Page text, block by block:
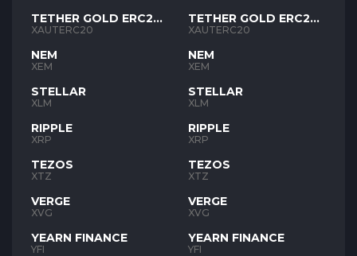
TETHER GOLD ERC20
XAUT
XAUTERC20
NEM
XEM
STELLAR
XLM
RIPPLE
XRP
TEZOS
XTZ
VERGE
XVG
YEARN FINANCE
YFI
TETHER GOLD ERC20
XAUT
XAUTERC20
NEM
XEM
STELLAR
XLM
RIPPLE
XRP
TEZOS
XTZ
VERGE
XVG
YEARN FINANCE
YFI